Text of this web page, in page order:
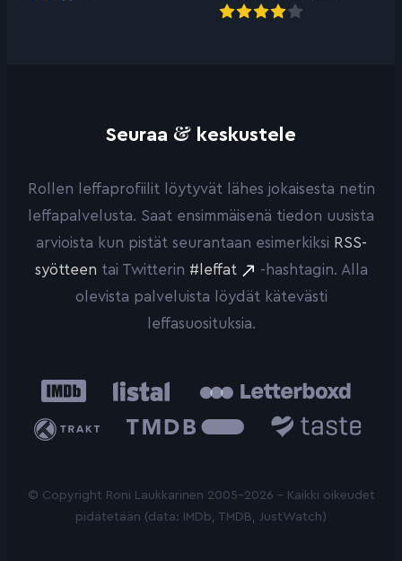
Seuraa & keskustele
Rollen leffaprofiilit löytyvät lähes jokaisesta netin
leffapalvelusta. Saat ensimmäisenä tiedon uusista
arvioista kun pistät seurantaan esimerkiksi RSS-
syötteen tai Twitterin #leffat
-hashtagin. Alla
olevista palveluista löydät kätevästi
leffasuosituksia.
IMDb Listal
Trakt
Database
© Copyright Roni Laukkarinen 2005-2026 - Kaikki oikeudet
pidätetään (data: IMDb, TMDB, JustWatch)